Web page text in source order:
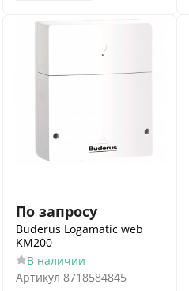
По запросу
Buderus Logamatic web
KM200
В наличии
Артикул 8718584845